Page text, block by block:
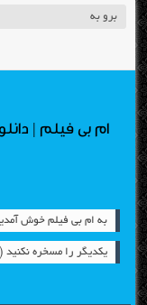
ام بی فیلم |
به ام بی فیلم خوش آمدید -
یكدیگر را مسخره نكنید